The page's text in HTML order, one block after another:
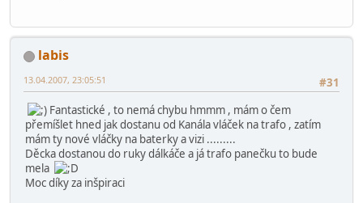
labis
#31
13.04.2007, 23:05:51
Fantastické , to nemá chybu hmmm , mám o čem
přemíšlet hned jak dostanu od Kanála vláček na trafo , zatím
mám ty nové vláčky na baterky a vizi .........
Děcka dostanou do ruky dálkáče a já trafo panečku to bude
mela
Moc díky za inšpiraci